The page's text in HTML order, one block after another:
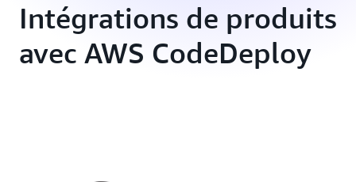
Questions fréquentes (FAQ)
Intégrations de produits
Intégrations de produits
avec AWS CodeDeploy